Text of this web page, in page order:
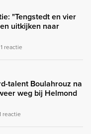
"Tengstedt en vier
uitkijken naar
1 reactie
talent Boulahrouz na
weg bij Helmond
reactie